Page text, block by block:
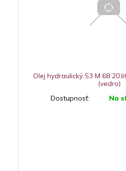
Olej hydraulický S3 M 68
(vedro)
Dostupnosť:
Na